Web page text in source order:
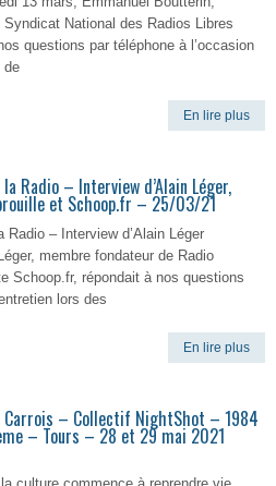
Syndicat National des Radios Libres
questions par téléphone à l’occasion
de
En lire plus
Radio – Interview d’Alain Léger,
et Schoop.fr – 25/03/21
– Interview d’Alain Léger
membre fondateur de Radio
Schoop.fr, répondait à nos questions
lors des
En lire plus
Carrois – Collectif NightShot – 1984
– Tours – 28 et 29 mai 2021